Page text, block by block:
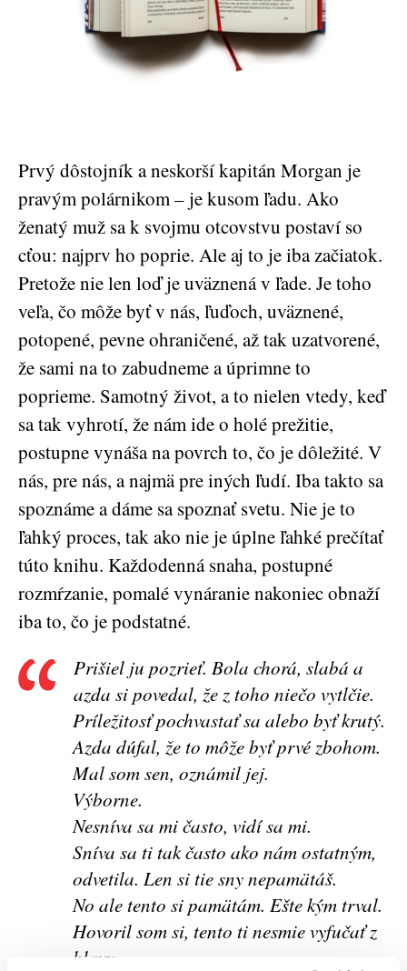
Prvý dôstojník a neskorší kapitán Morgan je
pravým polárnikom – je kusom ľadu. Ako
ženatý muž sa k svojmu otcovstvu postaví so
cťou: najprv ho poprie. Ale aj to je iba začiatok.
Pretože nie len loď je uväznená v ľade. Je toho
veľa, čo môže byť v nás, ľuďoch, uväznené,
potopené, pevne ohraničené, až tak uzatvorené,
že sami na to zabudneme a úprimne to
poprieme. Samotný život, a to nielen vtedy, keď
sa tak vyhrotí, že nám ide o holé prežitie,
postupne vynáša na povrch to, čo je dôležité. V
nás, pre nás, a najmä pre iných ľudí. Iba takto sa
spoznáme a dáme sa spoznať svetu. Nie je to
ľahký proces, tak ako nie je úplne ľahké prečítať
túto knihu. Každodenná snaha, postupné
rozmŕzanie, pomalé vynáranie nakoniec obnaží
iba to, čo je podstatné.
Prišiel ju pozrieť. Bola chorá, slabá a
azda si povedal, že z toho niečo vytlčie.
Príležitosť pochvastať sa alebo byť krutý.
Azda dúfal, že to môže byť prvé zbohom.
Mal som sen, oznámil jej.
Výborne.
Nesníva sa mi často, vidí sa mi.
Sníva sa ti tak často ako nám ostatným,
odvetila. Len si tie sny nepamätáš.
No ale tento si pamätám. Ešte kým trval.
Hovoril som si, tento ti nesmie vyfučať z
hlavy.